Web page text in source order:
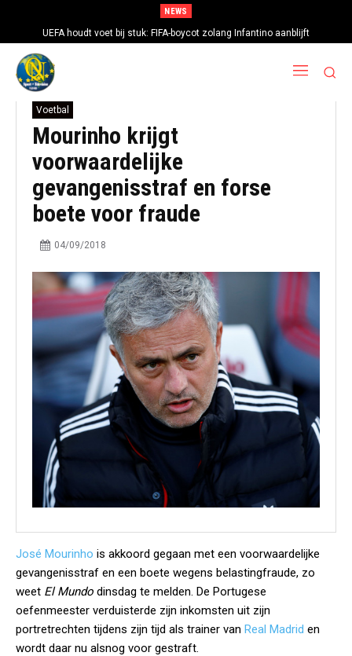
NEWS
UEFA houdt voet bij stuk: FIFA-boycot zolang Infantino aanblijft
Voetbal
Mourinho krijgt
voorwaardelijke
gevangenisstraf en forse
boete voor fraude
04/09/2018
José Mourinho is akkoord gegaan met een voorwaardelijke
gevangenisstraf en een boete wegens belastingfraude, zo
weet El Mundo dinsdag te melden. De Portugese
oefenmeester verduisterde zijn inkomsten uit zijn
portretrechten tijdens zijn tijd als trainer van Real Madrid en
wordt daar nu alsnog voor gestraft.